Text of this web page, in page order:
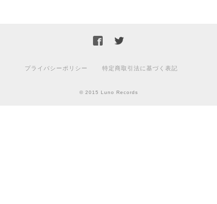
プライバシーポリシー 特定商取引法に基づく表記
© 2015 Luno Records